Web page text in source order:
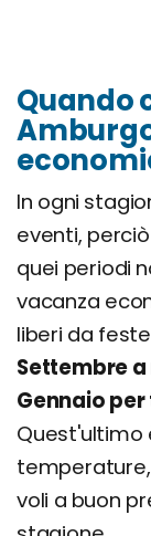
Quando
In ogni
eventi,
quei periodi
vacanza
liberi da
Settembre
Gennaio
Quest'ultimo
voli a buon